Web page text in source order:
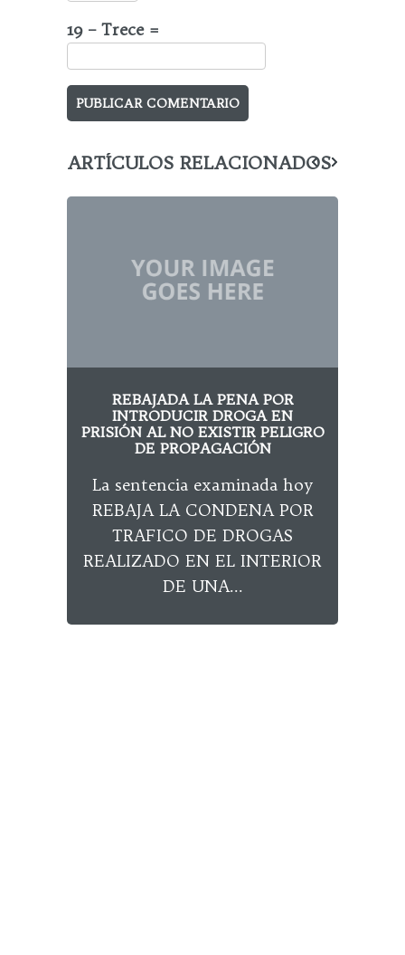
19 − Trece =
ARTÍCULOS RELACIONADOS
REBAJADA LA PENA POR
INTRODUCIR DROGA EN
PRISIÓN AL NO EXISTIR PELIGRO
DE PROPAGACIÓN
La sentencia examinada hoy
REBAJA LA CONDENA POR
TRAFICO DE DROGAS
REALIZADO EN EL INTERIOR
DE UNA...